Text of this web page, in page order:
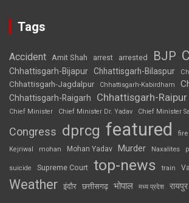
Tags
Accident Amit Shah arrest arrested BJP
Chhattisgarh-Bijapur Chhattisgarh-Bilaspur
Chhattisgarh-Jagdalpur Chhattisgarh-Kabirdham
Chhattisgarh-Raigarh Chhattisgarh-Raipur
Chief Minister
Chief Minister Dr. Yadav Chief Minister
Congress dprcg featured fire
Kejriwal mohan Mohan Yadav Murder Naxalites
suicide Supreme Court top-news train
Weather इंदौर छत्तीसगढ़ भोपाल मध्य प्रदेश रायपुर